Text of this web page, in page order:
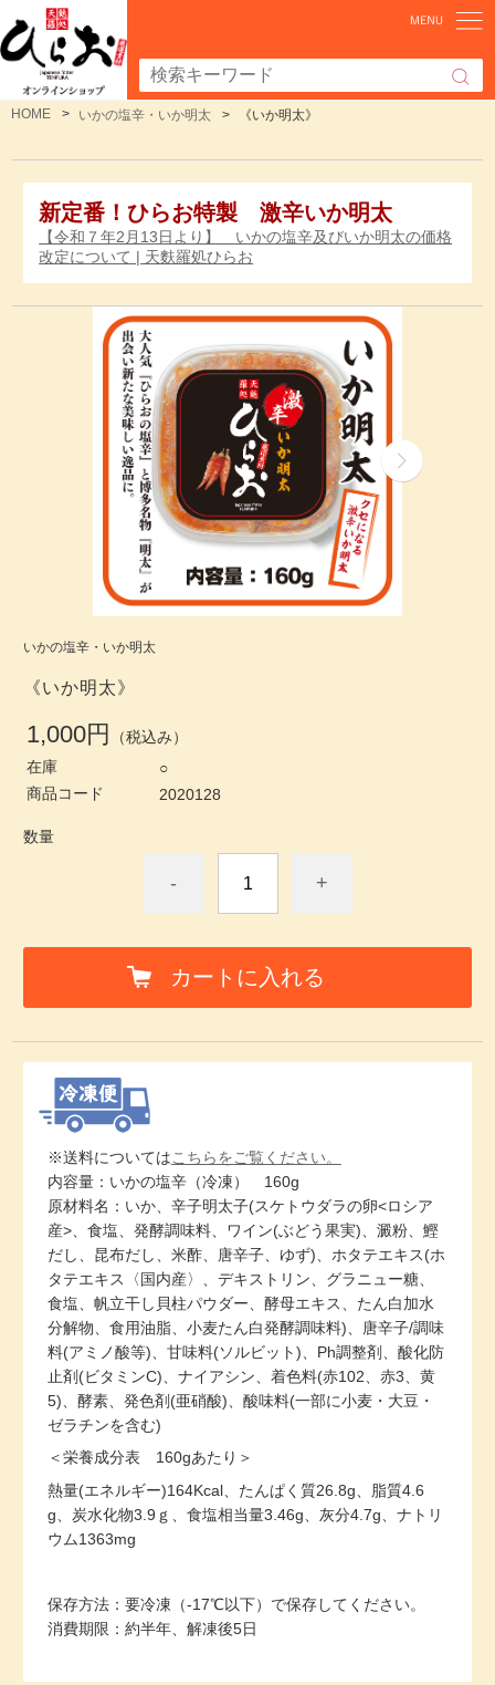
HOME いかの塩辛・いか明太 《いか明太》
新定番！ひらお特製 激辛いか明太
【令和７年2月13日より】 いかの塩辛及びいか明太の価格
改定について | 天麩羅処ひらお
いかの塩辛・いか明太
《いか明太》
1,000円
（税込み）
在庫
○
商品コード
2020128
数量
- +
カートに入れる
※送料についてはこちらをご覧ください。
内容量：いかの塩辛（冷凍） 160g
原材料名：いか、辛子明太子(スケトウダラの卵<ロシア
産>、食塩、発酵調味料、ワイン(ぶどう果実)、澱粉、鰹
だし、昆布だし、米酢、唐辛子、ゆず)、ホタテエキス(ホ
タテエキス〈国内産〉、デキストリン、グラニュー糖、
食塩、帆立干し貝柱パウダー、酵母エキス、たん白加水
分解物、食用油脂、小麦たん白発酵調味料)、唐辛子/調味
料(アミノ酸等)、甘味料(ソルビット)、Ph調整剤、酸化防
止剤(ビタミンC)、ナイアシン、着色料(赤102、赤3、黄
5)、酵素、発色剤(亜硝酸)、酸味料(一部に小麦・大豆・
ゼラチンを含む)
＜栄養成分表 160gあたり＞
熱量(エネルギー)164Kcal、たんぱく質26.8g、脂質4.6
g、炭水化物3.9ｇ、食塩相当量3.46g、灰分4.7g、ナトリ
ウム1363mg
保存方法：要冷凍（-17℃以下）で保存してください。
消費期限：約半年、解凍後5日